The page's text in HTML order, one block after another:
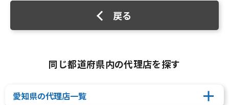
戻る
同じ都道府県内の代理店を探す
愛知県の代理店一覧